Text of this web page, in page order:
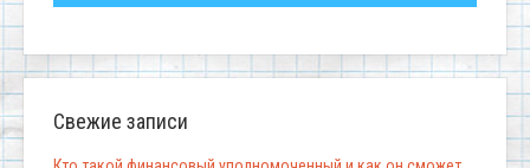
Свежие записи